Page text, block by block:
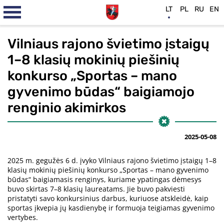
Vilniaus rajono švietimo įstaigų
1–8 klasių mokinių piešinių
konkurso „Sportas – mano
gyvenimo būdas“ baigiamojo
renginio akimirkos
2025-05-08
2025 m. gegužės 6 d. įvyko Vilniaus rajono švietimo įstaigų 1–8
klasių mokinių piešinių konkurso „Sportas – mano gyvenimo
būdas“ baigiamasis renginys, kuriame ypatingas dėmesys
buvo skirtas 7–8 klasių laureatams. Jie buvo pakviesti
pristatyti savo konkursinius darbus, kuriuose atskleidė, kaip
sportas įkvepia jų kasdienybę ir formuoja teigiamas gyvenimo
vertybes.
LT PL RU EN